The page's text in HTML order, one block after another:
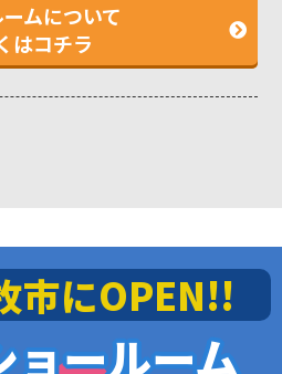
ムについて
はコチラ
市にOPEN!!
ョールーム